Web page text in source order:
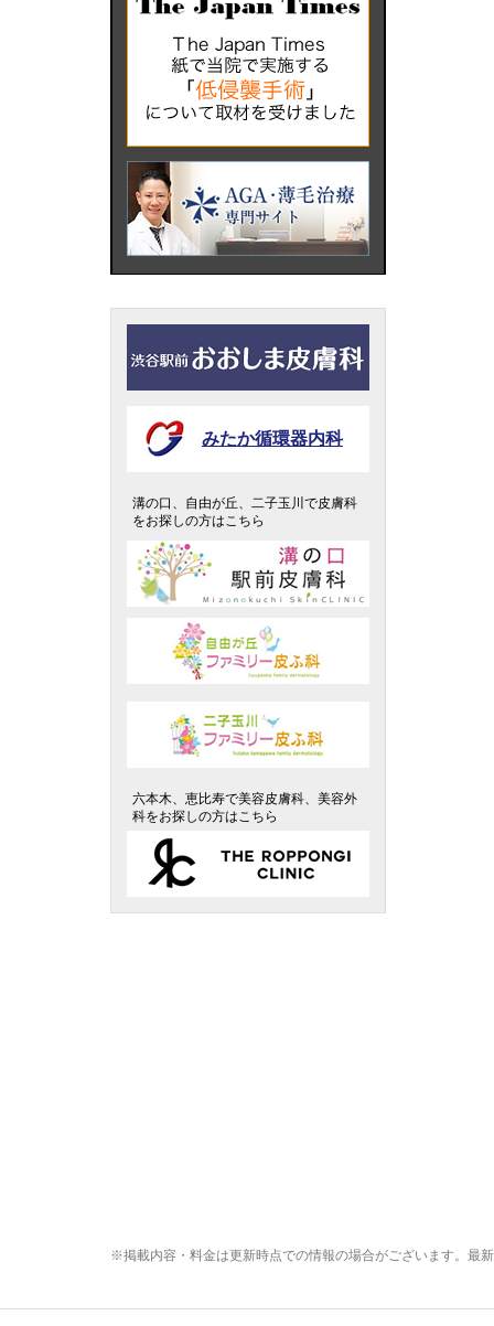
みたか循環器内科
溝の口、自由が丘、二子玉川で皮膚科
をお探しの方はこちら
六本木、恵比寿で美容皮膚科、美容外
科をお探しの方はこちら
※掲載内容・料金は更新時点での情報の場合がございます。最